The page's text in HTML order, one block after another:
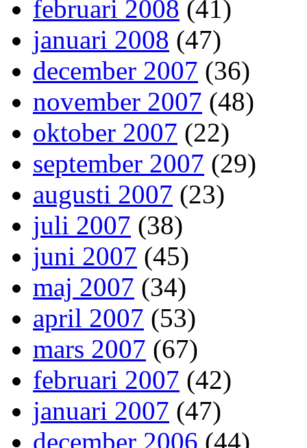
februari 2008 (41)
januari 2008 (47)
december 2007 (36)
november 2007 (48)
oktober 2007 (22)
september 2007 (29)
augusti 2007 (23)
juli 2007 (38)
juni 2007 (45)
maj 2007 (34)
april 2007 (53)
mars 2007 (67)
februari 2007 (42)
januari 2007 (47)
december 2006 (44)